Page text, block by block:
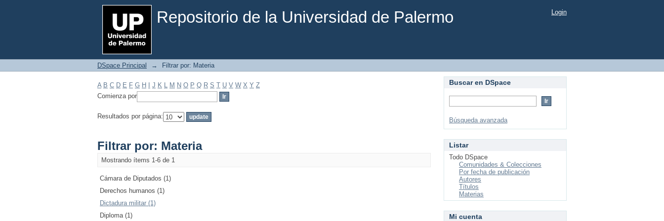
Repositorio de la Universidad de Palermo
Filtrar por: Materia Login
DSpace Principal → Filtrar por: Materia
A B C D E F G H J K L M N O P Q R S T U V W X Y Z
Comienza por
Resultados por página:
Filtrar por: Materia
Mostrando ítems 1-6 de 1
Cámara de Diputados (1)
Derechos humanos (1)
Dictadura militar (1)
Diploma (1)
Buscar en DSpace
Búsqueda avanzada
Listar
Todo DSpace
Comunidades & Colecciones
Por fecha de publicación
Autores
Títulos
Materias
Mi cuenta